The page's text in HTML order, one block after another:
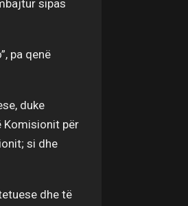
sipas
pa qenë
duke
Komisionit për
si dhe
dhe të